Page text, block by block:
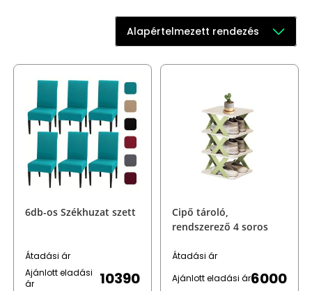
Alapértelmezett rendezés
6db-os Székhuzat szett
Átadási ár
Ajánlott eladási
ár
10390
Cipő tároló,
rendszerező 4 soros
Átadási ár
Ajánlott eladási ár6000